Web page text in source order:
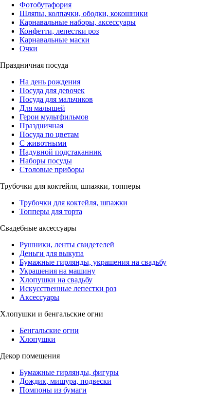
Фотобутафория
Шляпы, колпачки, ободки, кокошники
Карнавальные наборы, аксессуары
Конфетти, лепестки роз
Карнавальные маски
Очки
Праздничная посуда
На день рождения
Посуда для девочек
Посуда для мальчиков
Для малышей
Герои мультфильмов
Праздничная
Посуда по цветам
С животными
Надувной подстаканник
Наборы посуды
Столовые приборы
Трубочки для коктейля, шпажки, топперы
Трубочки для коктейля, шпажки
Топперы для торта
Свадебные аксессуары
Рушники, ленты свидетелей
Деньги для выкупа
Бумажные гирлянды, украшения на свадьбу
Украшения на машину
Хлопушки на свадьбу
Искусственные лепестки роз
Аксессуары
Хлопушки и бенгальские огни
Бенгальские огни
Хлопушки
Декор помещения
Бумажные гирлянды, фигуры
Дождик, мишура, подвески
Помпоны из бумаги